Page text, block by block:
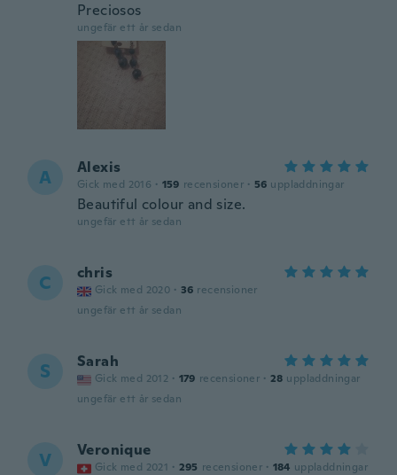
Preciosos
ungefär ett år sedan
A Alexis
Gick med 2016 · 159 recensioner · 56 uppladdningar
Beautiful colour and size.
ungefär ett år sedan
C chris
Gick med 2020 · 36 recensioner
ungefär ett år sedan
S Sarah
Gick med 2012 · 179 recensioner · 28 uppladdningar
ungefär ett år sedan
V Veronique
Gick med 2021 · 295 recensioner · 184 uppladdningar